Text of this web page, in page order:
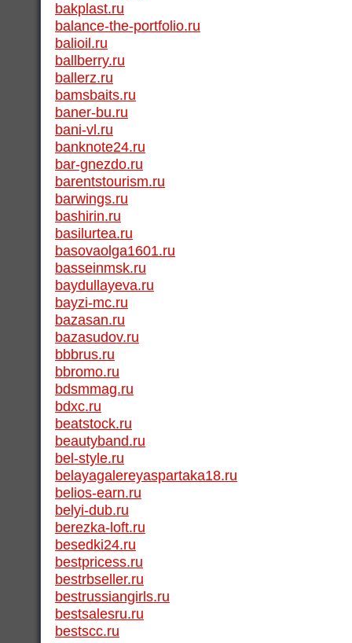
bakplast.ru
balance-the-portfolio.ru
balioil.ru
ballberry.ru
ballerz.ru
bamsbaits.ru
baner-bu.ru
bani-vl.ru
banknote24.ru
bar-gnezdo.ru
barentstourism.ru
barwings.ru
bashirin.ru
basilurtea.ru
basovaolga1601.ru
basseinmsk.ru
baydullayeva.ru
bayzi-mc.ru
bazasan.ru
bazasudov.ru
bbbrus.ru
bbromo.ru
bdsmmag.ru
bdxc.ru
beatstock.ru
beautyband.ru
bel-style.ru
belayagalereyaspartaka18.ru
belios-earn.ru
belyi-dub.ru
berezka-loft.ru
besedki24.ru
bestpricess.ru
bestrbseller.ru
bestrussiangirls.ru
bestsalesru.ru
bestscc.ru